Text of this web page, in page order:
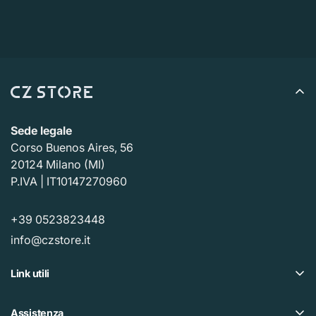
Sede legale
Corso Buenos Aires, 56
20124 Milano (MI)
P.IVA | IT10147270960
+39 0523823448
info@czstore.it
Link utili
Assistenza